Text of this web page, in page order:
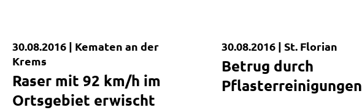
Kurzmeldung
30.08.2016 | Kematen an der
Krems
Raser mit 92 km/h im
Ortsgebiet erwischt
Kurzmeldung
30.08.2016 | St. Florian
Betrug durch
Pflasterreinigungen